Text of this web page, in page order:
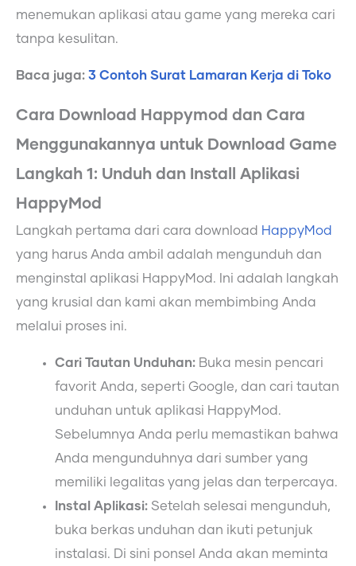
menemukan aplikasi atau game yang mereka cari
tanpa kesulitan.
Baca juga: 3 Contoh Surat Lamaran Kerja di Toko
Cara Download Happymod dan Cara
Menggunakannya untuk Download Game
Langkah 1: Unduh dan Install Aplikasi
HappyMod
Langkah pertama dari cara download HappyMod
yang harus Anda ambil adalah mengunduh dan
menginstal aplikasi HappyMod. Ini adalah langkah
yang krusial dan kami akan membimbing Anda
melalui proses ini.
Cari Tautan Unduhan: Buka mesin pencari
favorit Anda, seperti Google, dan cari tautan
unduhan untuk aplikasi HappyMod.
Sebelumnya Anda perlu memastikan bahwa
Anda mengunduhnya dari sumber yang
memiliki legalitas yang jelas dan terpercaya.
Instal Aplikasi:Setelah selesai mengunduh,
buka berkas unduhan dan ikuti petunjuk
instalasi. Di sini ponsel Anda akan meminta